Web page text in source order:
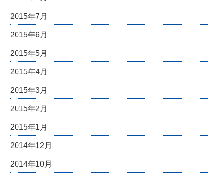
2015年7月
2015年6月
2015年5月
2015年4月
2015年3月
2015年2月
2015年1月
2014年12月
2014年10月